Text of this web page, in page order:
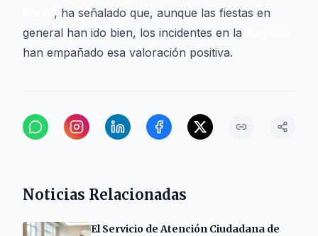
, ha señalado que, aunque las fiestas en
general han ido bien, los incidentes en la
han empañado esa valoración positiva.
Noticias Relacionadas
El Servicio de Atención Ciudadana de